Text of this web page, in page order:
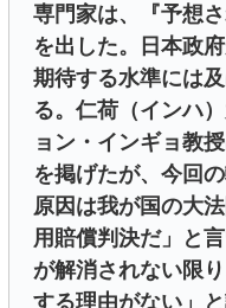
専門家は、『予想
を出した。日本政
期待する水準には
る。仁荷（インハ
ョン・インギョ教
を掲げたが、今回
原因は我が国の大
用賠償判決だ」と
が解消されない限
する理由がない」と